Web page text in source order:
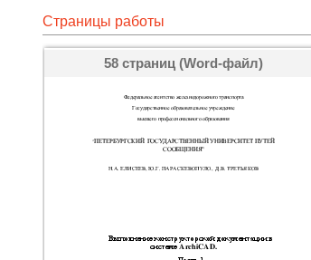
Страницы работы
58 страниц (Word-файл)